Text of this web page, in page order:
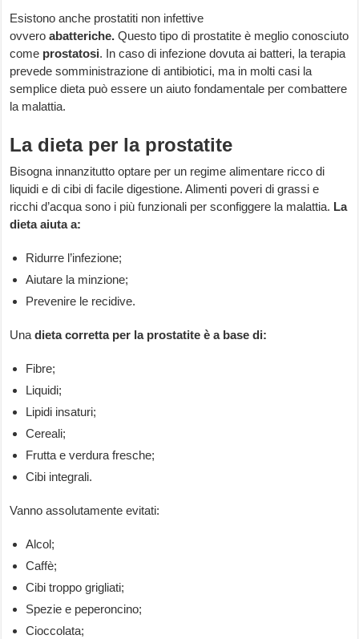
Esistono anche prostatiti non infettive
ovveroabatteriche. Questo tipo di prostatite è meglio conosciuto
come prostatosi. In caso di infezione dovuta ai batteri, la terapia
prevede somministrazione di antibiotici, ma in molti casi la
semplice dieta può essere un aiuto fondamentale per combattere
la malattia.
La dieta per la prostatite
Bisogna innanzitutto optare per un regime alimentare ricco di
liquidi e di cibi di facile digestione. Alimenti poveri di grassi e
ricchi d’acqua sono i più funzionali per sconfiggere la malattia. La
dieta aiuta a:
Ridurre l’infezione;
Aiutare la minzione;
Prevenire le recidive.
Unadieta corretta per la prostatite è a base di:
Fibre;
Liquidi;
Lipidi insaturi;
Cereali;
Frutta e verdura fresche;
Cibi integrali.
Vanno assolutamente evitati:
Alcol;
Caffè;
Cibi troppo grigliati;
Spezie e peperoncino;
Cioccolata;